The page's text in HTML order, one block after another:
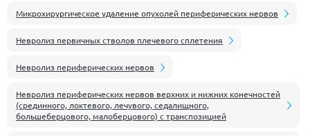
Микрохирургическое удаление опухолей периферических нервов
Невролиз первичных стволов плечевого сплетения
Невролиз периферических нервов
Невролиз периферических нервов верхних и нижних конечностей
(срединного, локтевого, лечувого, седалищного,
большеберцового, малоберцового) с транспозицией